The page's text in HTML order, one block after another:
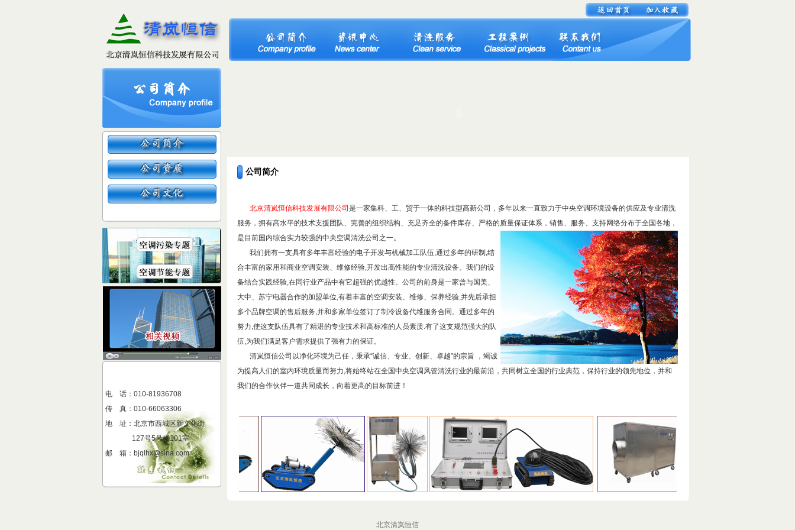
电 话：010-81936708
传 真 ： 010-66063306
地 址 ： 北京市西城区新文化街
127号5号楼101室
邮 箱：bjqlhx@sina.com
公司简介
北京清岚恒信科技发展有限公司 是一家集科、工、贸于一体的科技型高新公司，多年以来一直致力于中央空调环境设备的供应及专业清洗
服务，拥有高水平的技术支援团队、完善的组织结构、充足齐全的备件库存、严格的质量保证体系，销售、服务、支持网络分布于全国各地，
是目前国内综合实力较强的中央空调清洗公司之一。
我们拥有一支具有多年丰富经验的电子开发与机械加工队伍,通过多年的研制,结
合丰富的家用和商业空调安装、维修经验,开发出高性能的专业清洗设备。我们的设
备结合实践经验,在同行业产品中有它超强的优越性。公司的前身是一家曾与国美、
大中、苏宁电器合作的加盟单位,有着丰富的空调安装、维修、保养经验,并先后承担
多个品牌空调的售后服务,并和多家单位签订了制冷设备代维服务合同。通过多年的
努力,使这支队伍具有了精湛的专业技术和高标准的人员素质.有了这支规范强大的队
伍,为我们满足客户需求提供了强有力的保证。
清岚恒信公司以净化环境为己任，秉承“诚信、专业、创新、卓越”的宗旨 ，竭诚
为提高人们的室内环境质量而努力,将始终站在全国中央空调风管清洗行业的最前沿，共同树立全国的行业典范，保持行业的领先地位，并和
我们的合作伙伴一道共同成长，向着更高的目标前进！
北京清岚恒信